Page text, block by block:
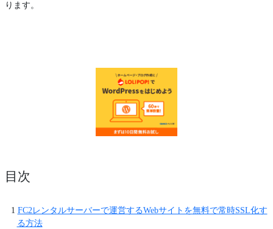
ります。
目次
FC2レンタルサーバーで運営するWebサイトを無料で常時SSL化す
る方法